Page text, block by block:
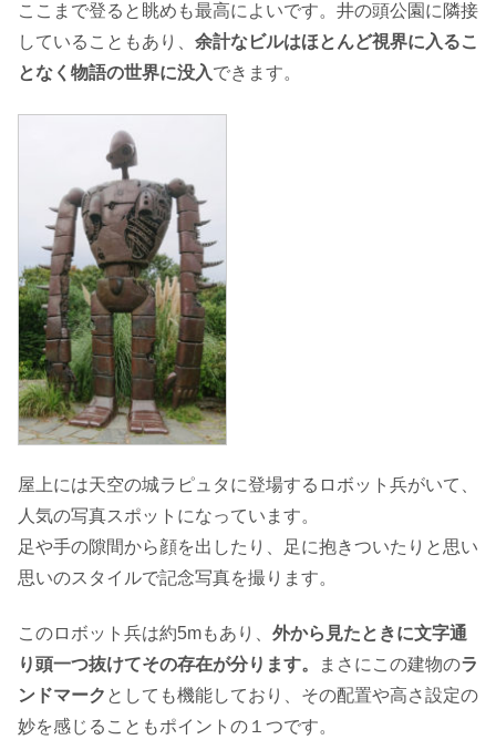
ここまで登ると眺めも最高によいです。井の頭公園に隣接
していることもあり、 余計なビルはほとんど視界に入るこ
となく物語の世界に没入できます。
屋上には天空の城ラピュタに登場するロボット兵がいて、
人気の写真スポットになっています。
足や手の隙間から顔を出したり、足に抱きついたりと思い
思いのスタイルで記念写真を撮ります。
このロボット兵は約5mもあり、 外から見たときに文字通
り頭一つ抜けてその存在が分ります。
まさにこの建物のラ
ンドマーク としても機能しており、その配置や高さ設定の
妙を感じることもポイントの１つです。